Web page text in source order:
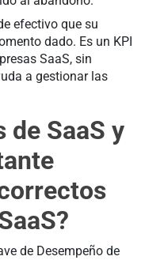
efectivo que su
dado. Es un KPI
SaaS, sin
a gestionar las
de SaaS y
de Desempeño de